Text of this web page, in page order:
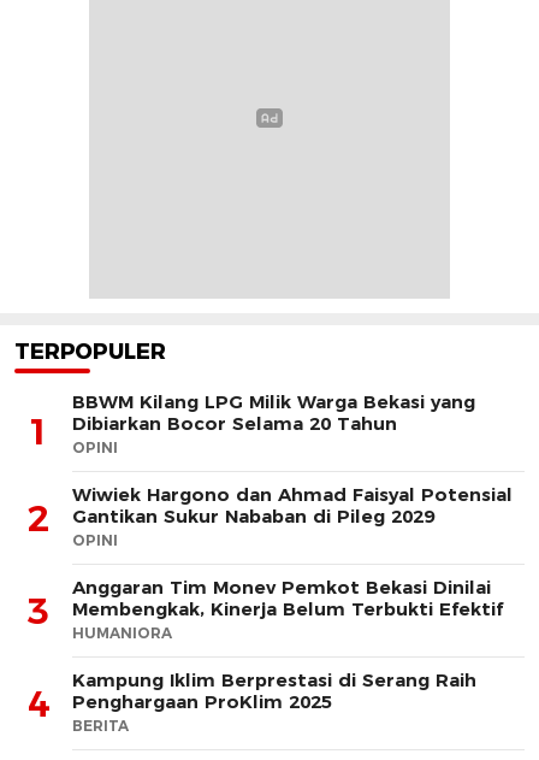
TERPOPULER
1
BBWM Kilang LPG Milik Warga Bekasi yang
Dibiarkan Bocor Selama 20 Tahun
OPINI
2
Wiwiek Hargono dan Ahmad Faisyal Potensial
Gantikan Sukur Nababan di Pileg 2029
OPINI
3
Anggaran Tim Monev Pemkot Bekasi Dinilai
Membengkak, Kinerja Belum Terbukti Efektif
HUMANIORA
4
Kampung Iklim Berprestasi di Serang Raih
Penghargaan ProKlim 2025
BERITA